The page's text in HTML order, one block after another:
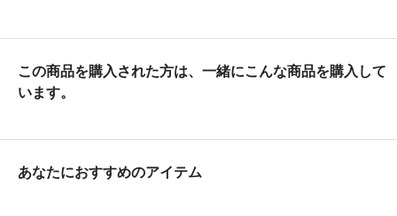
この商品を購入された方は、一緒にこんな商品を購入して
います。
あなたにおすすめのアイテム